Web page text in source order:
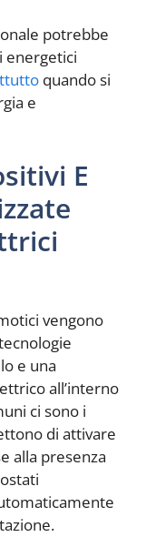
potrebbe
energetici
quando si
e
E
vengono
e una
all’interno
ci sono i
di attivare
alla presenza